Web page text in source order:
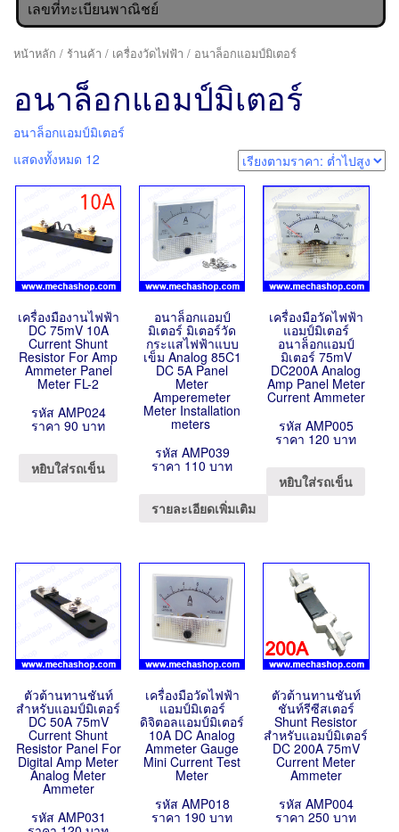
เลขที่ทะเบียนพาณิชย์
หน้าหลัก / ร้านค้า / เครื่องวัดไฟฟ้า / อนาล็อกแอมป์มิเตอร์
อนาล็อกแอมป์มิเตอร์
อนาล็อกแอมป์มิเตอร์
แสดงทั้งหมด 12
เครื่องมืองานไฟฟ้า
DC 75mV 10A
Current Shunt
Resistor For Amp
Ammeter Panel
Meter FL-2
รหัส AMP024
ราคา 90 บาท
หยิบใส่รถเข็น
อนาล็อกแอมป์
มิเตอร์ มิเตอร์วัด
กระแสไฟฟ้าแบบ
เข็ม Analog 85C1
DC 5A Panel
Meter
Amperemeter
Meter Installation
meters
รหัส AMP039
ราคา 110 บาท
รายละเอียดเพิ่มเติม
เครื่องมือวัดไฟฟ้า
แอมป์มิเตอร์
อนาล็อกแอมป์
มิเตอร์ 75mV
DC200A Analog
Amp Panel Meter
Current Ammeter
รหัส AMP005
ราคา 120 บาท
หยิบใส่รถเข็น
ตัวต้านทานชันท์
สำหรับแอมป์มิเตอร์
DC 50A 75mV
Current Shunt
Resistor Panel For
Digital Amp Meter
Analog Meter
Ammeter
รหัส AMP031
เครื่องมือวัดไฟฟ้า
แอมป์มิเตอร์
ดิจิตอลแอมป์มิเตอร์
10A DC Analog
Ammeter Gauge
Mini Current Test
Meter
รหัส AMP018
ราคา 190 บาท
ตัวต้านทานชันท์
ชันท์รีซีสเตอร์
Shunt Resistor
สำหรับแอมป์มิเตอร์
DC 200A 75mV
Current Meter
Ammeter
รหัส AMP004
ราคา 250 บาท